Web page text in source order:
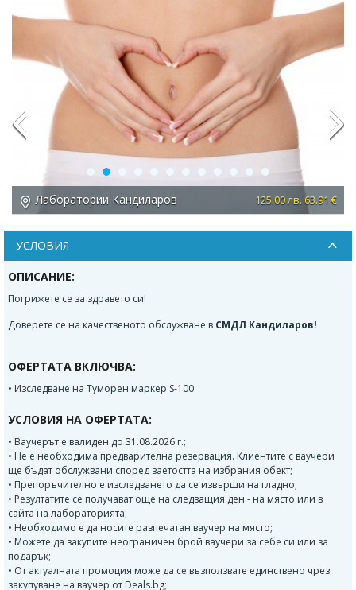
Кандиларов 125.00 лв. 63.91 €
Previous Next
УСЛОВИЯ
ОПИСАНИЕ:
Погрижете се за здравето си!
Доверете се на качественото обслужване в СМДЛ Кандиларов!
ОФЕРТАТА ВКЛЮЧВА:
• Изследване на Туморен маркер S-100
УСЛОВИЯ НА ОФЕРТАТА:
• Ваучерът е валиден до 31.08.2026 г.;
• Не е необходима предварителна резервация. Клиентите с ваучери
ще бъдат обслужвани според заетостта на избрания обект;
• Препоръчително е изследването да се извърши на гладно;
• Резултатите се получават още на следващия ден - на място или в
сайта на лабораторията;
• Необходимо е да носите разпечатан ваучер на място;
• Можете да закупите неограничен брой ваучери за себе си или за
подарък;
• От актуалната промоция може да се възползвате единствено чрез
закупуване на ваучер от Deals.bg;